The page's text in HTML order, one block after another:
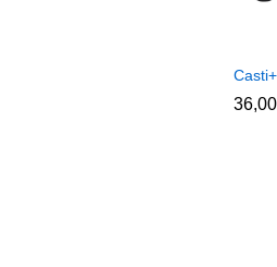
36,00
36,00